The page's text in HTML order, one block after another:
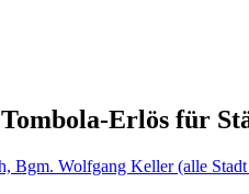
Tombola-Erlös für